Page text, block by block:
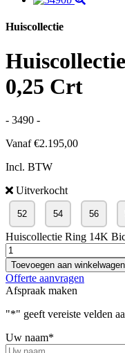
Huiscollectie
0,25 Crt
- 3490 -
Vanaf€2.195,00
Incl. BTW
Uitverkocht
52 54 56
Huiscollectie Ring 14K
Toevoegen aan winkelwagen
Offerte aanvragen
Afspraak maken
"*" geeft vereiste velden
Uw naam*